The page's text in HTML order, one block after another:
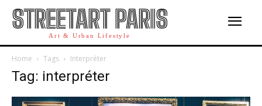
STREETART PARIS
Art & Urban Lifestyle
Home Tags Interpréter
Tag: interpréter